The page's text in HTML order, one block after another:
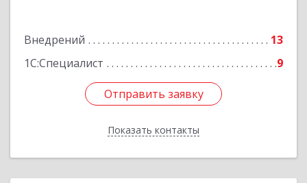
Внедрений
13
1С:Специалист
9
Отправить заявку
Показать контакты
Подробнее
Отправить заявку
Назад